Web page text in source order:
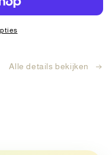
Alle details bekijken